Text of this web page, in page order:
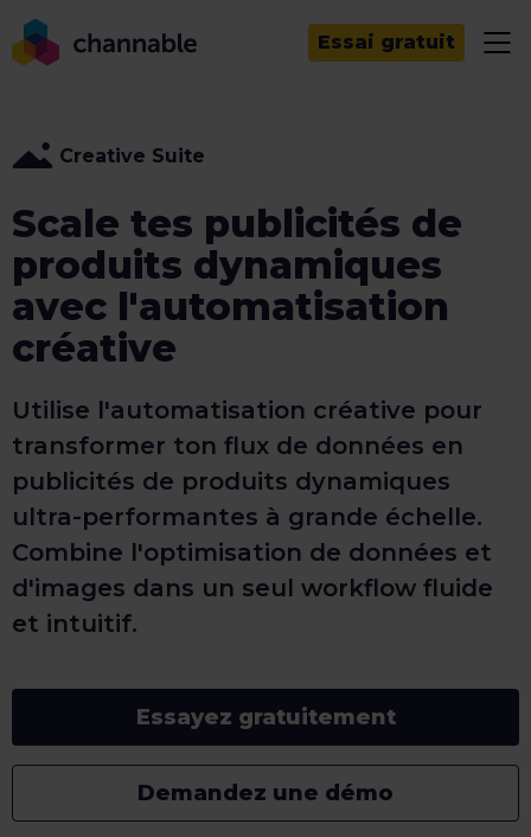
Essai gratuit
Creative Suite
Scale tes publicités de
produits dynamiques
avec l'automatisation
créative
Utilise l'automatisation créative pour
transformer ton flux de données en
publicités de produits dynamiques
ultra-performantes à grande échelle.
Combine l'optimisation de données et
d'images dans un seul workflow fluide
et intuitif.
Essayez gratuitement
Demandez une démo